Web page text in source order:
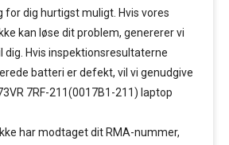
for dig hurtigst muligt. Hvis vores
kan løse dit problem, genererer vi
dig. Hvis inspektionsresultaterne
batteri er defekt, vil vi genudgive
7RF-211(0017B1-211) laptop
har modtaget dit RMA-nummer,